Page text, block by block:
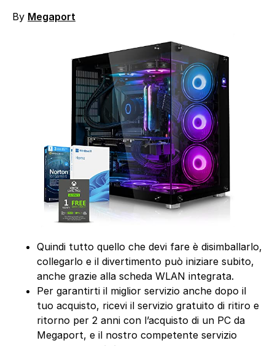
By Megaport
Quindi tutto quello che devi fare è disimballarlo,
collegarlo e il divertimento può iniziare subito,
anche grazie alla scheda WLAN integrata.
Per garantirti il miglior servizio anche dopo il
tuo acquisto, ricevi il servizio gratuito di ritiro e
ritorno per 2 anni con l’acquisto di un PC da
Megaport, e il nostro competente servizio